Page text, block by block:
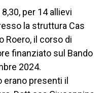
per 14 allievi
la struttura Cas
Roero, il corso di
finanziato sul Bando
2024.
presenti il